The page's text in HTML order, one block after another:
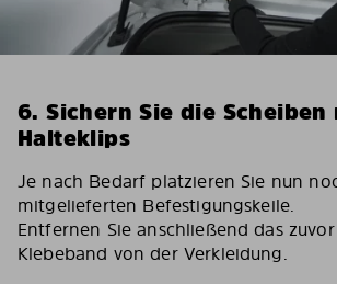
6. Sichern Sie die Scheiben
Halteklips
Je nach Bedarf platzieren Sie nun
mitgelieferten Befestigungskeile.
Entfernen Sie anschließend das
Klebeband von der Verkleidung.